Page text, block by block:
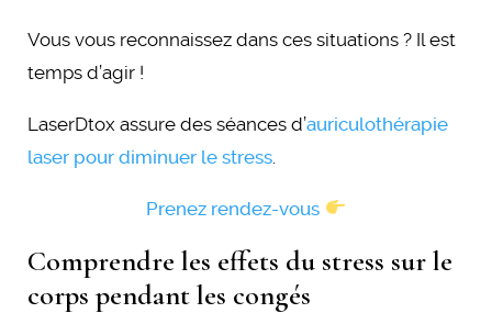
Vous vous reconnaissez dans ces situations ? Il est
temps d’agir !
LaserDtox assure des séances d’auriculothérapie
laser pour diminuer le stress
Prenez rendez-vous
Comprendre les effets du stress sur le
corps pendant les congés